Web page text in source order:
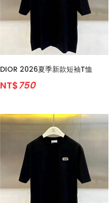
DIOR 2026夏季新款短袖T恤
NT$750